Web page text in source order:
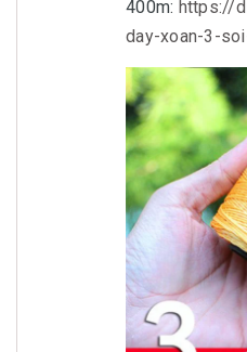
400m: https://
day-xoan-3-